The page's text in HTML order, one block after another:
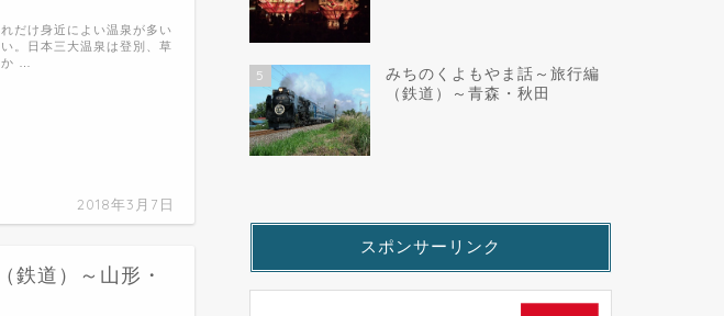
2018年3月7日
だけ身近によい温泉が多い
。日本三大温泉は登別、草
…
鉄道）～山形・
5
みちのくよもやま話～旅行編
（鉄道）～青森・秋田
スポンサーリンク